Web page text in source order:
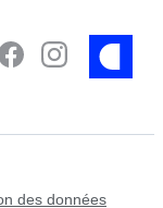
des données